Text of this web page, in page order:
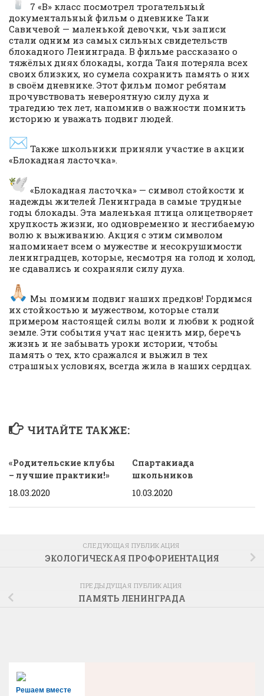
7 «В» класс посмотрел трогательный
документальный фильм о дневнике Тани
Савичевой — маленькой девочки, чьи записи
стали одним из самых сильных свидетельств
блокадного Ленинграда. В фильме рассказано о
тяжёлых днях блокады, когда Таня потеряла всех
своих близких, но сумела сохранить память о них
в своём дневнике. Этот фильм помог ребятам
прочувствовать невероятную силу духа и
трагедию тех лет, напомнив о важности помнить
историю и уважать подвиг людей.
Также школьники приняли участие в акции
«Блокадная ласточка».
«Блокадная ласточка» — символ стойкости и
надежды жителей Ленинграда в самые трудные
годы блокады. Эта маленькая птица олицетворяет
хрупкость жизни, но одновременно и несгибаемую
волю к выживанию. Акция с этим символом
напоминает всем о мужестве и несокрушимости
ленинградцев, которые, несмотря на голод и холод,
не сдавались и сохраняли силу духа.
Мы помним подвиг наших предков! Гордимся
их стойкостью и мужеством, которые стали
примером настоящей силы воли и любви к родной
земле. Эти события учат нас ценить мир, беречь
жизнь и не забывать уроки истории, чтобы
память о тех, кто сражался и выжил в тех
страшных условиях, всегда жила в наших сердцах.
ЧИТАЙТЕ ТАКЖЕ:
«Родительские клубы
– лучшие практики!»
18.03.2020
Спартакиада
школьников
10.03.2020
СЛЕДУЮЩАЯ ПУБЛИКАЦИЯ
ЭКОЛОГИЧЕСКАЯ ПРОФОРИЕНТАЦИЯ
ПРЕДЫДУЩАЯ ПУБЛИКАЦИЯ
ПАМЯТЬ ЛЕНИНГРАДА
Решаем вместе